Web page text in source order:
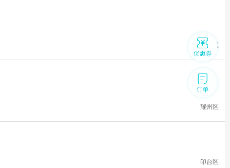
耀州区
耀州区
印台区